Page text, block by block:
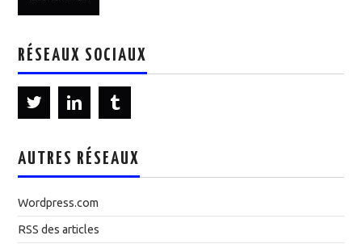
RÉSEAUX SOCIAUX
AUTRES RÉSEAUX
Wordpress.com
RSS des articles